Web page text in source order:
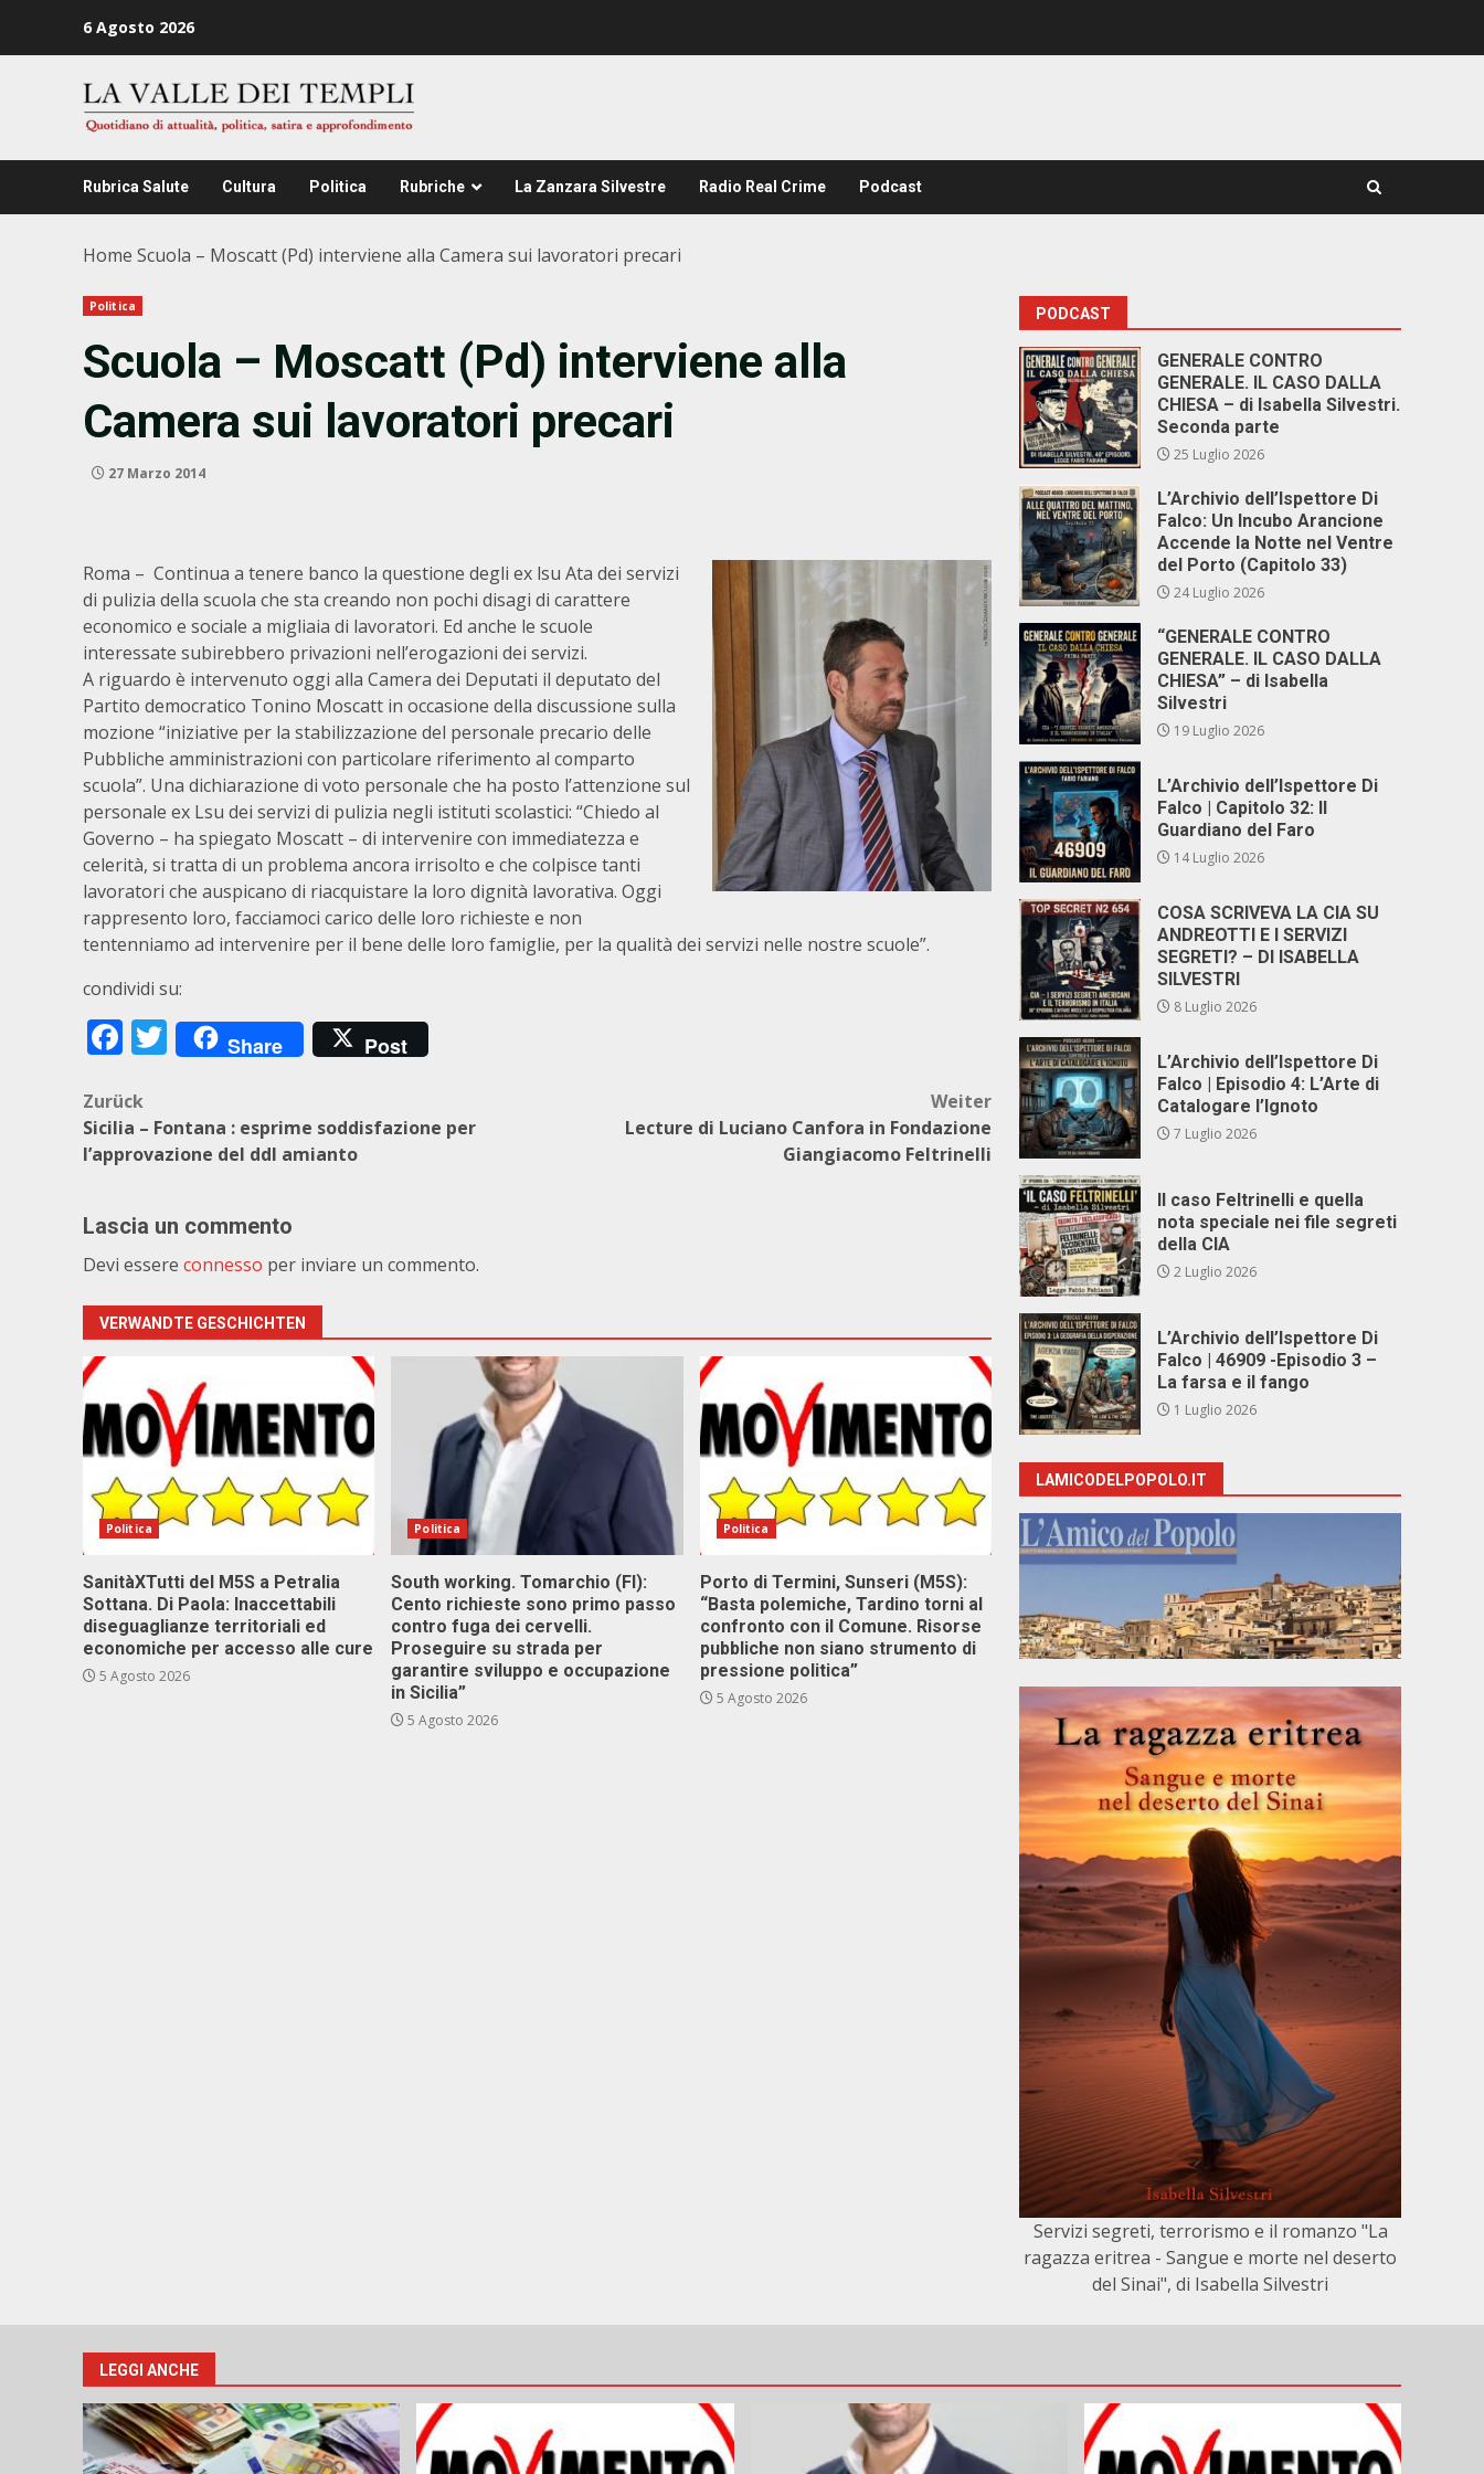
6 Agosto 2026
Rubrica Salute Cultura Politica Rubriche La Zanzara Silvestre Radio Real Crime Podcast
Home Scuola – Moscatt (Pd) interviene alla Camera sui lavoratori precari
Politica
Scuola – Moscatt (Pd) interviene alla
Camera sui lavoratori precari
27 Marzo 2014
Roma – Continua a tenere banco la questione degli ex lsu Ata dei servizi
di pulizia della scuola che sta creando non pochi disagi di carattere
economico e sociale a migliaia di lavoratori. Ed anche le scuole
interessate subirebbero privazioni nell’erogazioni dei servizi.
A riguardo è intervenuto oggi alla Camera dei Deputati il deputato del
Partito democratico Tonino Moscatt in occasione della discussione sulla
mozione “iniziative per la stabilizzazione del personale precario delle
Pubbliche amministrazioni con particolare riferimento al comparto
scuola”. Una dichiarazione di voto personale che ha posto l’attenzione sul
personale ex Lsu dei servizi di pulizia negli istituti scolastici: “Chiedo al
Governo – ha spiegato Moscatt – di intervenire con immediatezza e
celerità, si tratta di un problema ancora irrisolto e che colpisce tanti
lavoratori che auspicano di riacquistare la loro dignità lavorativa. Oggi
rappresento loro, facciamoci carico delle loro richieste e non
tentenniamo ad intervenire per il bene delle loro famiglie, per la qualità dei servizi nelle nostre scuole”.
condividi su:
Facebook
Twitter
Share Post
Beitragsnavigation
Zurück
Sicilia – Fontana : esprime soddisfazione per
l’approvazione del ddl amianto
Weiter
Lecture di Luciano Canfora in Fondazione
Giangiacomo Feltrinelli
Lascia un commento
Devi essere connesso per inviare un commento.
VERWANDTE GESCHICHTEN
Politica
SanitàXTutti del M5S a Petralia
Sottana. Di Paola: Inaccettabili
diseguaglianze territoriali ed
economiche per accesso alle cure
5 Agosto 2026
Politica
South working. Tomarchio (FI):
Cento richieste sono primo passo
contro fuga dei cervelli.
Proseguire su strada per
garantire sviluppo e occupazione
in Sicilia”
5 Agosto 2026
Politica
Porto di Termini, Sunseri (M5S):
“Basta polemiche, Tardino torni al
confronto con il Comune. Risorse
pubbliche non siano strumento di
pressione politica”
5 Agosto 2026
PODCAST
GENERALE CONTRO
GENERALE. IL CASO DALLA
CHIESA – di Isabella Silvestri.
Seconda parte
25 Luglio 2026
L’Archivio dell’Ispettore Di
Falco: Un Incubo Arancione
Accende la Notte nel Ventre
del Porto (Capitolo 33)
24 Luglio 2026
“GENERALE CONTRO
GENERALE. IL CASO DALLA
CHIESA” – di Isabella
Silvestri
19 Luglio 2026
L’Archivio dell’Ispettore Di
Falco | Capitolo 32: Il
Guardiano del Faro
14 Luglio 2026
COSA SCRIVEVA LA CIA SU
ANDREOTTI E I SERVIZI
SEGRETI? – DI ISABELLA
SILVESTRI
8 Luglio 2026
L’Archivio dell’Ispettore Di
Falco | Episodio 4: L’Arte di
Catalogare l’Ignoto
7 Luglio 2026
Il caso Feltrinelli e quella
nota speciale nei file segreti
della CIA
2 Luglio 2026
L’Archivio dell’Ispettore Di
Falco | 46909 -Episodio 3 –
La farsa e il fango
1 Luglio 2026
LAMICODELPOPOLO.IT
Servizi segreti, terrorismo e il romanzo "La
ragazza eritrea - Sangue e morte nel deserto
del Sinai", di Isabella Silvestri
LEGGI ANCHE